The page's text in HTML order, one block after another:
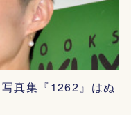
真集『1262』はぬ